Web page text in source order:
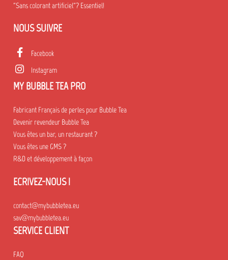
"Sans colorant artificiel"? Essentiel!
NOUS SUIVRE
Facebook
Instagram
MY BUBBLE TEA PRO
Fabricant Français de perles pour Bubble Tea
Devenir revendeur Bubble Tea
Vous êtes un bar, un restaurant ?
Vous êtes une GMS ?
R&D et développement à façon
ECRIVEZ-NOUS !
contact@mybubbletea.eu
sav@mybubbletea.eu
SERVICE CLIENT
FAQ